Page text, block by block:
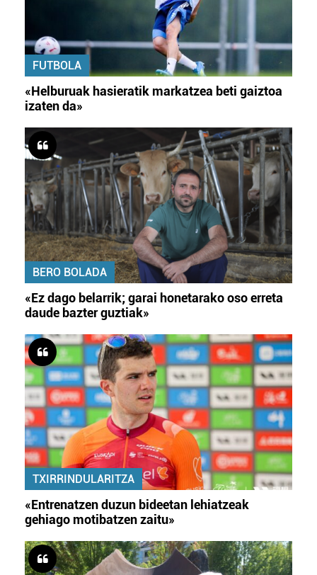
FUTBOLA
«Helburuak hasieratik markatzea beti gaiztoa
izaten da»
BERO BOLADA
«Ez dago belarrik; garai honetarako oso erreta
daude bazter guztiak»
TXIRRINDULARITZA
«Entrenatzen duzun bideetan lehiatzeak
gehiago motibatzen zaitu»